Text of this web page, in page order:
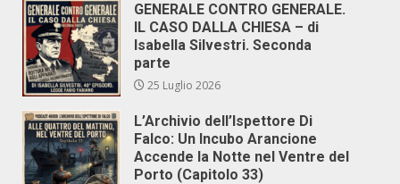
GENERALE CONTRO GENERALE.
IL CASO DALLA CHIESA – di
Isabella Silvestri. Seconda
parte
25 Luglio 2026
L’Archivio dell’Ispettore Di
Falco: Un Incubo Arancione
Accende la Notte nel Ventre del
Porto (Capitolo 33)